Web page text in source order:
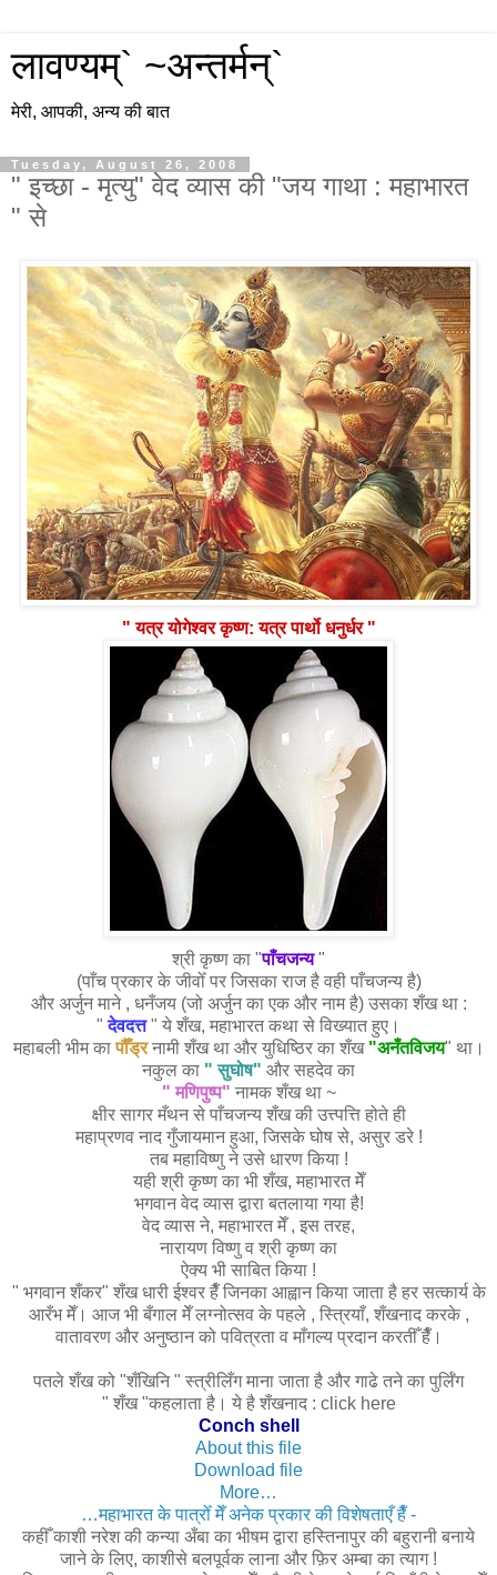
लावण्यम्` ~अन्तर्मन्`
मेरी, आपकी, अन्य की बात
Tuesday, August 26, 2008
" इच्छा - मृत्यु" वेद व्यास की "जय गाथा : महाभारत
" से
" यत्र योगेश्वर कृष्ण: यत्र पार्थो धनुर्धर "
श्री कृष्ण का "पाँचजन्य"
(पाँच प्रकार के जीवोँ पर जिसका राज है वही पाँचजन्य है)
और अर्जुन माने , धनँजय (जो अर्जुन का एक और नाम है) उसका शँख था :
"देवदत्त" ये शँख, महाभारत कथा से विख्यात हुए।
महाबली भीम कापौँड्रनामी शँख था और युधिष्ठिर का शँख "अनँतविजय" था।
नकुल का "सुघोष" और सहदेव का
"मणिपुष्प" नामक शँख था ~
क्षीर सागर मँथन से पाँचजन्य शँख की उत्त्पत्ति होते ही
महाप्रणव नाद गुँजायमान हुआ, जिसके घोष से, असुर डरे !
तब महाविष्णु ने उसे धारण किया !
यही श्री कृष्ण का भी शँख, महाभारत मेँ
भगवान वेद व्यास द्वारा बतलाया गया है!
वेद व्यास ने, महाभारत मेँ , इस तरह,
नारायण विष्णु व श्री कृष्ण का
ऐक्य भी साबित किया !
" भगवान शँकर" शँख धारी ईश्वर हैँ जिनका आह्वान किया जाता है हर सत्कार्य के
आरँभ मेँ। आज भी बँगाल मेँ लग्नोत्सव के पहले , स्त्रियाँ, शँखनाद करके ,
वातावरण और अनुष्ठान को पवित्रता व माँगल्य प्रदान करतीँ हैँ।
पतले शँख को "शँखिनि " स्त्रीलिँग माना जाता है और गाढे तने का पुर्लिँग
" शँख "कहलाता है। ये है शँखनाद : click here
Conch shell
About this file
Download file
More…
…महाभारत के पात्रोँ मेँ अनेक प्रकार की विशेषताएँ हैँ -
कहीँ काशी नरेश की कन्या अँबा का भीषम द्वारा हस्तिनापुर की बहुरानी बनाये
जाने के लिए, काशीसे बलपूर्वक लाना और फ़िर अम्बा का त्याग !